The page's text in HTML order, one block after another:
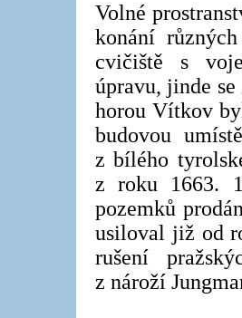
Volné
konání
cvičiště s
úpravu, jinde
horou Vítkov
budovou
z bílého
z roku 1663.
pozemků
usiloval již od
rušení
z nároží